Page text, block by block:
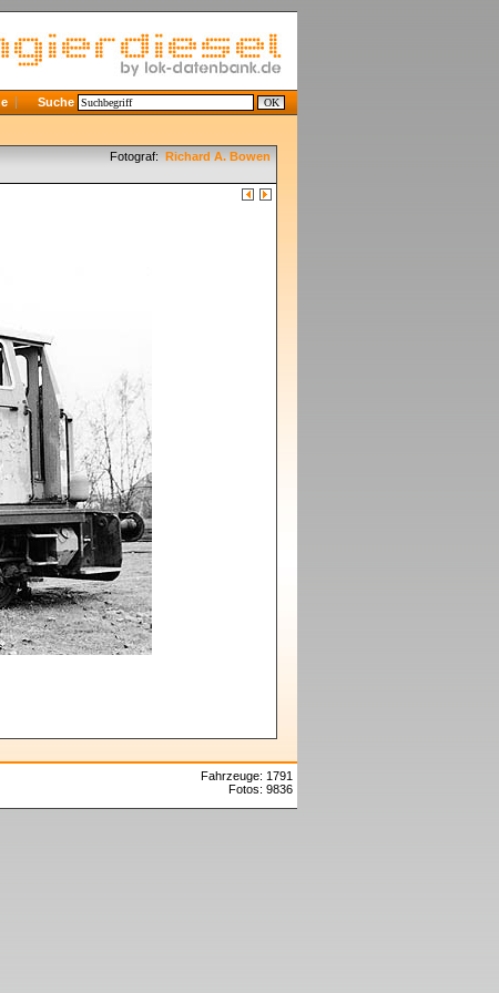
Suche
Fotograf: Richard A. Bowen
Fahrzeuge: 1791
Fotos: 9836